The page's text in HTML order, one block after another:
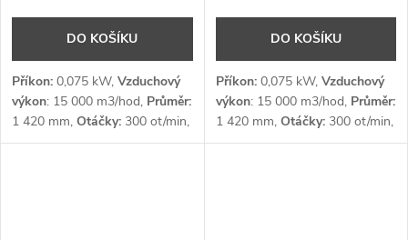
DO KOŠÍKU
Příkon: 0,075 kW, Vzduchový
výkon: 15 000 m3/hod, Průměr:
1 420 mm, Otáčky: 300 ot/min,
Šířka záběru:6 m,Napětí:1 x
DO KOŠÍKU
Příkon:0,075 kW, Vzduchový
výkon: 15 000 m3/hod, Průměr:
1 420 mm, Otáčky:300 ot/min,
Šířka záběru:10 m,Napětí:1 x